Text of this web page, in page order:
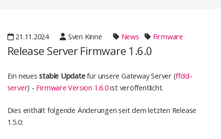
21.11.2024 Sven Kinne News Firmware
Release Server Firmware 1.6.0
Ein neuesstable Updatefür unsere Gateway Server (ffdd-
server) - Firmware Version 1.6.0ist veröffentlicht.
Dies enthält folgende Änderungen seit dem letzten Release
1.5.0: